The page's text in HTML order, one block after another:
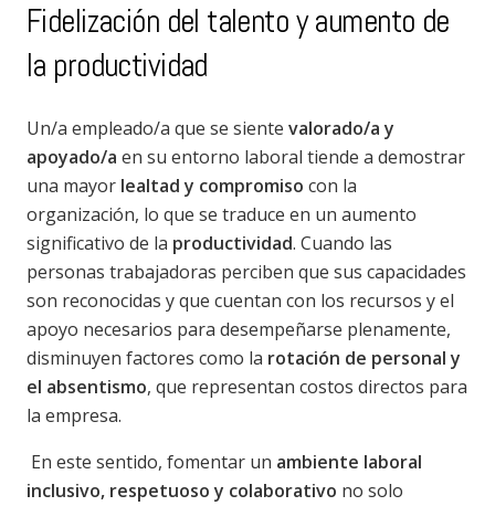
Fidelización del talento y aumento de
la productividad
Un/a empleado/a que se siente valorado/a y
apoyado/a en su entorno laboral tiende a demostrar
una mayor lealtad y compromiso con la
organización, lo que se traduce en un aumento
significativo de la productividad. Cuando las
personas trabajadoras perciben que sus capacidades
son reconocidas y que cuentan con los recursos y el
apoyo necesarios para desempeñarse plenamente,
disminuyen factores como la rotación de personal y
el absentismo, que representan costos directos para
la empresa.
En este sentido, fomentar un ambiente laboral
inclusivo, respetuoso y colaborativo no solo